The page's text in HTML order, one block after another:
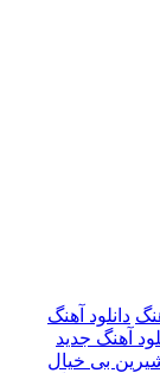
دانلود آهنگ
آهنگ جدید
بی خیال